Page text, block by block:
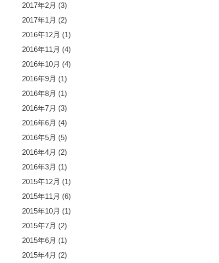
2017年2月 (3)
2017年1月 (2)
2016年12月 (1)
2016年11月 (4)
2016年10月 (4)
2016年9月 (1)
2016年8月 (1)
2016年7月 (3)
2016年6月 (4)
2016年5月 (5)
2016年4月 (2)
2016年3月 (1)
2015年12月 (1)
2015年11月 (6)
2015年10月 (1)
2015年7月 (2)
2015年6月 (1)
2015年4月 (2)